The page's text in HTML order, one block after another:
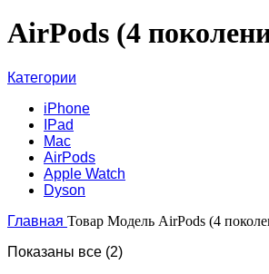
AirPods (4
Категории
iPhone
IPad
Mac
AirPods
Apple Watch
Dyson
Главная Товар Модель AirPods (4
Показаны все (2)